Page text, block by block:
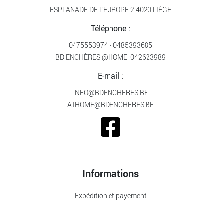
ESPLANADE DE L’EUROPE 2 4020 LIÈGE
Téléphone :
0475553974- 0485393685
BD ENCHÈRES @HOME: 042623989
E-mail :
INFO@BDENCHERES.BE
ATHOME@BDENCHERES.BE
Informations
Expédition et payement